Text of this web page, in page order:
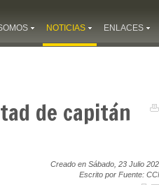
NOTICIAS ENLACES
de capitán
Creado en Sábado, 23 Julio
Escrito por Fuente: